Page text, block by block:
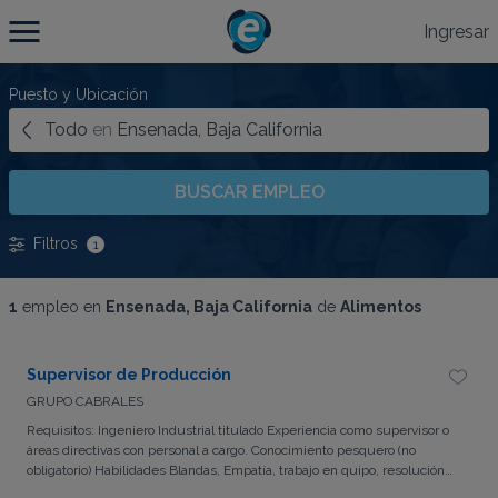
Ingresar
Puesto y Ubicación
Todo en Ensenada, Baja California
BUSCAR EMPLEO
Filtros 1
1 empleo en Ensenada, Baja California de Alimentos
Supervisor de Producción
GRUPO CABRALES
Requisitos: Ingeniero Industrial titulado Experiencia como supervisor o
áreas directivas con personal a cargo. Conocimiento pesquero (no
obligatorio) Habilidades Blandas, Empatía, trabajo en quipo, resolución